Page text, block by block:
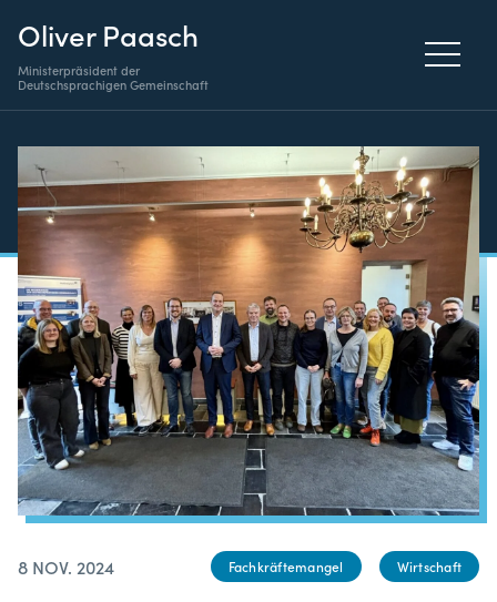
Oliver Paasch
Ministerpräsident der
Deutschsprachigen Gemeinschaft
8 NOV. 2024 Fachkräftemangel Wirtschaft